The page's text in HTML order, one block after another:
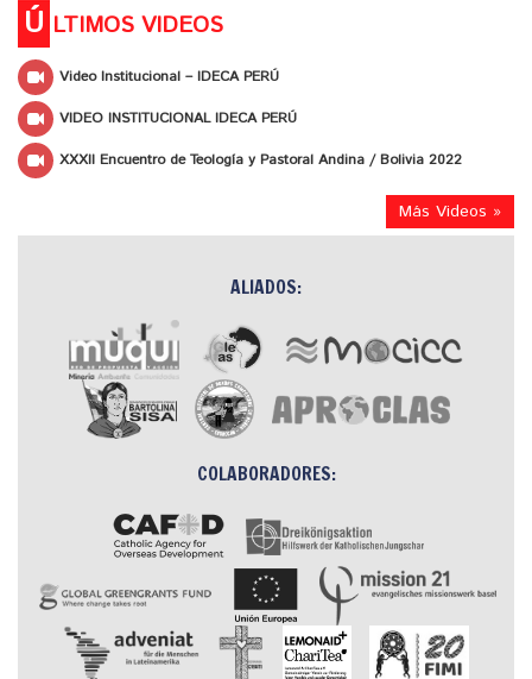
Ú LTIMOS VIDEOS
Video Institucional – IDECA PERÚ
VIDEO INSTITUCIONAL IDECA PERÚ
XXXII Encuentro de Teología y Pastoral Andina / Bolivia 2022
Más Videos »
ALIADOS:
COLABORADORES: